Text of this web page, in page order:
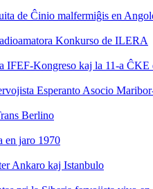
de Ĉinio malfermiĝis en
Konkurso de ILERA
IFEF-Kongreso kaj la 11-a
Esperanto Asocio
Berlino
en jaro 1970
Ankaro kaj Istanbulo